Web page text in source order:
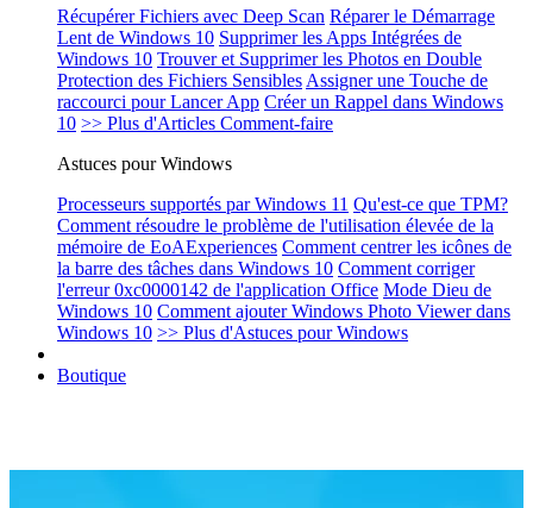
Récupérer Fichiers avec Deep Scan Réparer le Démarrage
Lent de Windows 10 Supprimer les Apps Intégrées de
Windows 10 Trouver et Supprimer les Photos en Double
Protection des Fichiers Sensibles Assigner une Touche de
raccourci pour Lancer App Créer un Rappel dans Windows
10 >> Plus d'Articles Comment-faire
Astuces pour Windows
Processeurs supportés par Windows 11 Qu'est-ce que TPM?
Comment résoudre le problème de l'utilisation élevée de la
mémoire de EoAExperiences Comment centrer les icônes de
la barre des tâches dans Windows 10 Comment corriger
l'erreur 0xc0000142 de l'application Office Mode Dieu de
Windows 10 Comment ajouter Windows Photo Viewer dans
Windows 10 >> Plus d'Astuces pour Windows
Boutique